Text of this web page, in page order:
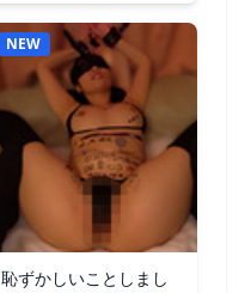
NEW
恥ずかしいことしまし